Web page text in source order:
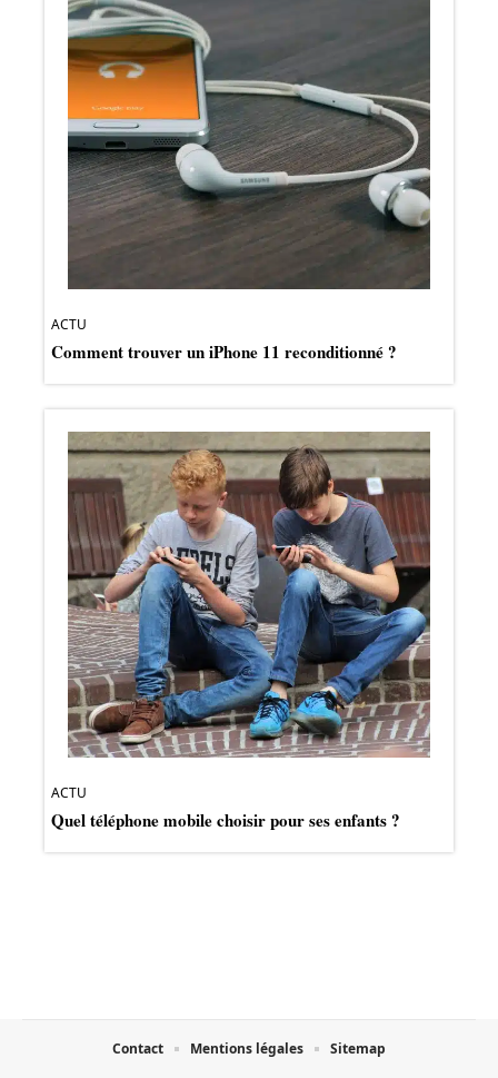
ACTU
Comment trouver un iPhone 11 reconditionné ?
ACTU
Quel téléphone mobile choisir pour ses enfants ?
Contact Mentions légales Sitemap